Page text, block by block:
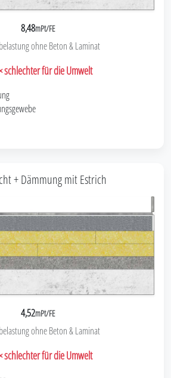
8,48mPt/FE
ohne Beton & Laminat
schlechter für die Umwelt
+ Dämmung mit Estrich
4,52mPt/FE
ohne Beton & Laminat
schlechter für die Umwelt